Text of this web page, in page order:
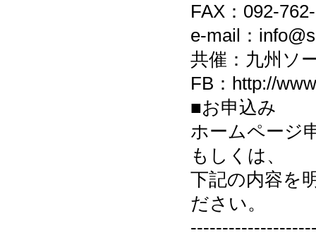
FAX：092-
e-mail：
共催：九州ソ
FB：http://
■お申込み
ホームページ
もしくは、
下記の内容を
ださい。